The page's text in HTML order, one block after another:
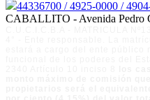
44336700 / 4925-0000 /
CABALLITO - Avenida Pedro